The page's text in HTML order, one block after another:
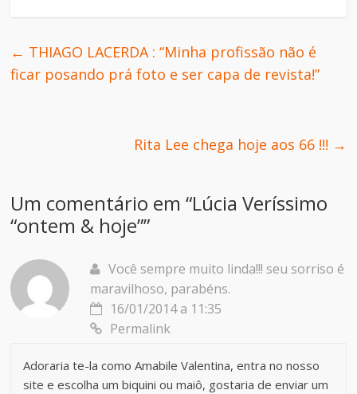
← THIAGO LACERDA : “Minha profissão não é
ficar posando prá foto e ser capa de revista!”
Rita Lee chega hoje aos 66 !!! →
Um comentário em “Lúcia Veríssimo
“ontem & hoje””
Você sempre muito linda!!! seu sorriso é
maravilhoso, parabéns.
16/01/2014 a 11:35
Permalink
Adoraria te-la como Amabile Valentina, entra no nosso
site e escolha um biquini ou maiô, gostaria de enviar um